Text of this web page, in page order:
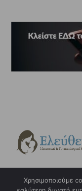
Χρησιμοποιούμε